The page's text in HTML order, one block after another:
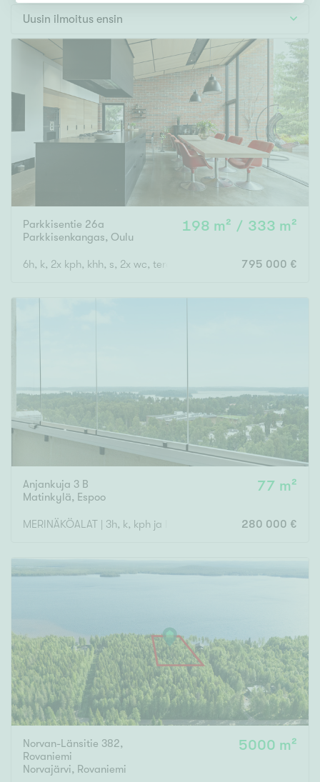
Muut
000 000 €
Asuinpinta-ala Kokonaispinta-ala
m²
Uudiskohteet
Vain uudiskohteet Ei uudiskohteita
Arvokohteet
Vain arvokohteet Ei arvokohteita
Kunto
Ominaisuudet
Hissi
Järvi- tai merinäköala
Maalämpö
Oma ranta
Uusin ilmoitus ensin
Parkkisentie 26a
Parkkisenkangas, Oulu
198 m² / 333 m²
6h, k, 2x kph, khh, s, 2x wc, terassi + uima-allas795 000 €
Anjankuja 3 B
Matinkylä, Espoo
77 m²
MERINÄKÖALAT | 3h, k, kph ja las. parveke 280 000 €
Norvan-Länsitie 382,
Rovaniemi
Norvajärvi, Rovaniemi
5000 m²